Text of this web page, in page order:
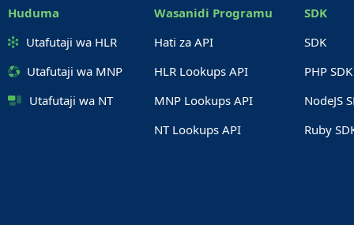
Huduma
Utafutaji wa HLR
Utafutaji wa MNP
Utafutaji wa NT
Wasanidi Programu
Hati za API
HLR Lookups API
MNP Lookups API
NT Lookups API
SDK
SDK
PHP SDK
NodeJS
Ruby